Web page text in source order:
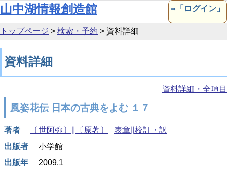
本文へ移動
山中湖情報創造館 ⇒「ログイン」
トップページ > 検索・予約 > 資料詳細
資料詳細
資料詳細・全項目
風姿花伝 日本の古典をよむ １７
著者 〔世阿弥〕∥〔原著〕
表章∥校訂・訳
出版者
小学館
出版年
2009.1